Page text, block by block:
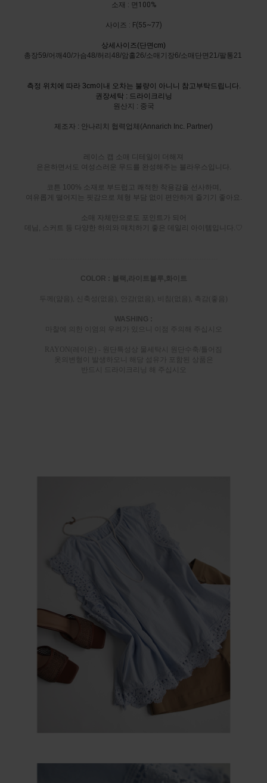
소재 : 면100%
사이즈 : F(55~77)
상세사이즈(단면cm)
총장59/어깨40/가슴48/허리48/암홀26/소매기장6/소매단면21/팔통21
측정 위치에 따라 3cm이내 오차는 불량이 아니니 참고부탁드립니다.
권장세탁 : 드라이크리닝
원산지 : 중국
제조자 : 안나리치 협력업체(Annarich Inc. Partner)
레이스 캡 소매 디테일이 더해져
은은하면서도 여성스러운 무드를 완성해주는 블라우스입니다.
코튼 100% 소재로 부드럽고 쾌적한 착용감을 선사하며,
여유롭게 떨어지는 핏감으로 체형 부담 없이 편안하게 즐기기 좋아요.
소매 자체만으로도 포인트가 되어
데님, 스커트 등 다양한 하의와 매치하기 좋은 데일리 아이템입니다.♡
COLOR : 블랙,라이트블루,화이트
두께(얆음), 신축성(없음), 안감(없음), 비침(없음), 촉감(좋음)
WASHING :
마찰에 의한 이염의 우려가 있으니 이점 주의해 주십시오
RAYON(레이온) - 원단특성상 물세탁시 원단수축/틀어짐
옷의변형이 발생하오니 해당 섬유가 포함된 상품은
반드시 드라이크리닝 해 주십시오